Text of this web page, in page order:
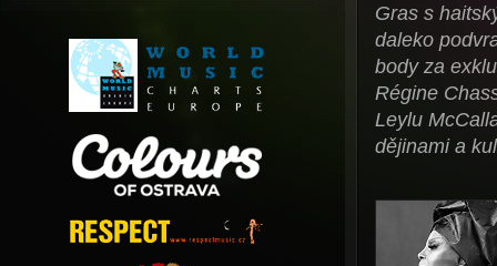
Gras s
daleko
body za
Régine
Leylu
dějinami a